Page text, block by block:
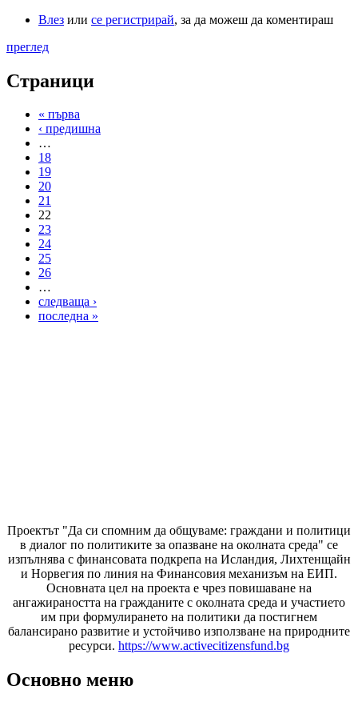
Влез или се регистрирай, за да можеш да коментираш
преглед
Страници
« първа
‹ предишна
…
18
19
20
21
22
23
24
25
26
…
следваща ›
последна »
Проектът "Да си спомним да общуваме: граждани и политици
в диалог по политиките за опазване на околната среда" се
изпълнява с финансовата подкрепа на Исландия, Лихтенщайн
и Норвегия по линия на Финансовия механизъм на ЕИП.
Основната цел на проекта е чрез повишаване на
ангажираността на гражданите с околната среда и участието
им при формулирането на политики да постигнем
балансирано развитие и устойчиво използване на природните
ресурси. https://www.activecitizensfund.bg
Основно меню